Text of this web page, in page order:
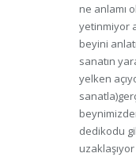
ne anlamı
yetinmiyor
beyini
sanatın
yelken
dedikodu